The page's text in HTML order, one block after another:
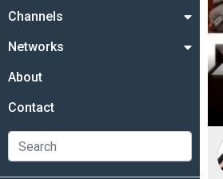
Channels
Networks
About
Contact